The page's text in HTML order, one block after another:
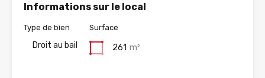
Informations sur le local
Type de bien
Droit au bail
Surface
261 m²